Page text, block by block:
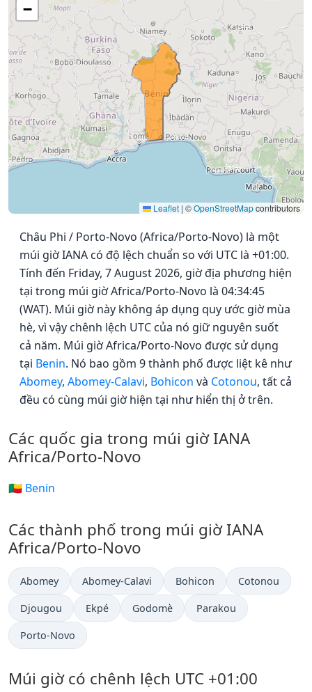
−
Leaflet | ©OpenStreetMapcontributors
Châu Phi / Porto-Novo (Africa/Porto-Novo) là một
múi giờ IANA có độ lệch chuẩn so với UTC là +01:00.
Tính đến Friday, 7 August 2026, giờ địa phương hiện
tại trong múi giờ Africa/Porto-Novo là 04:34:45
(WAT). Múi giờ này không áp dụng quy ước giờ mùa
hè, vì vậy chênh lệch UTC của nó giữ nguyên suốt
cả năm. Múi giờ Africa/Porto-Novo được sử dụng
tại Benin. Nó bao gồm 9 thành phố được liệt kê như
Abomey, Abomey-Calavi, Bohicon và Cotonou, tất cả
đều có cùng múi giờ hiện tại như hiển thị ở trên.
Các quốc gia trong múi giờ IANA
Africa/Porto-Novo
🇧🇯 Benin
Các thành phố trong múi giờ IANA
Africa/Porto-Novo
Abomey Abomey-Calavi Bohicon Cotonou
Djougou Ekpé Godomè Parakou
Porto-Novo
Múi giờ có chênh lệch UTC +01:00